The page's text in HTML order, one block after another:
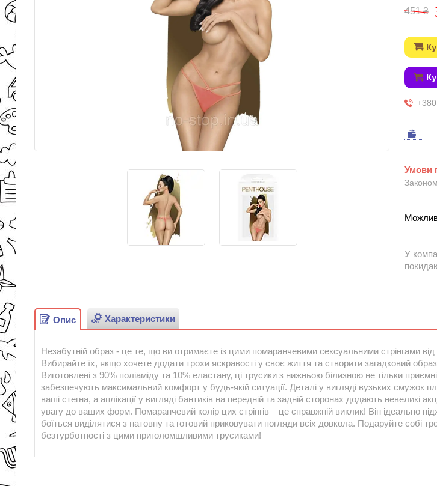
451 ₴
У
Опис Характеристики
Незабутній образ - це те, що ви отримаєте із цими помаранчевими сексуальними стрінгами
Вибирайте їх, якщо хочете додати трохи яскравості у своє життя та створити загадковий
Виготовлені з 90% поліаміду та 10% еластану, ці трусики з нижньою білизною не тільки
забезпечують максимальний комфорт у будь-якій ситуації. Деталі у вигляді вузьких смужок
ваші стегна, а аплікації у вигляді бантиків на передній та задній сторонах додають невеликі
увагу до ваших форм. Помаранчевий колір цих стрінгів – це справжній виклик! Він ідеально
боїться виділятися з натовпу та готовий приковувати погляди всіх довкола. Подаруйте собі
безтурботності з цими приголомшливими трусиками!